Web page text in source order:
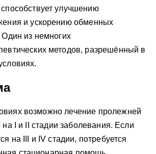
улучшению
и ускорению обменных
Один из немногих
методов, разрешённый в
возможно лечение пролежней
на I и II стадии заболевания. Если
на III и IV стадии, потребуется